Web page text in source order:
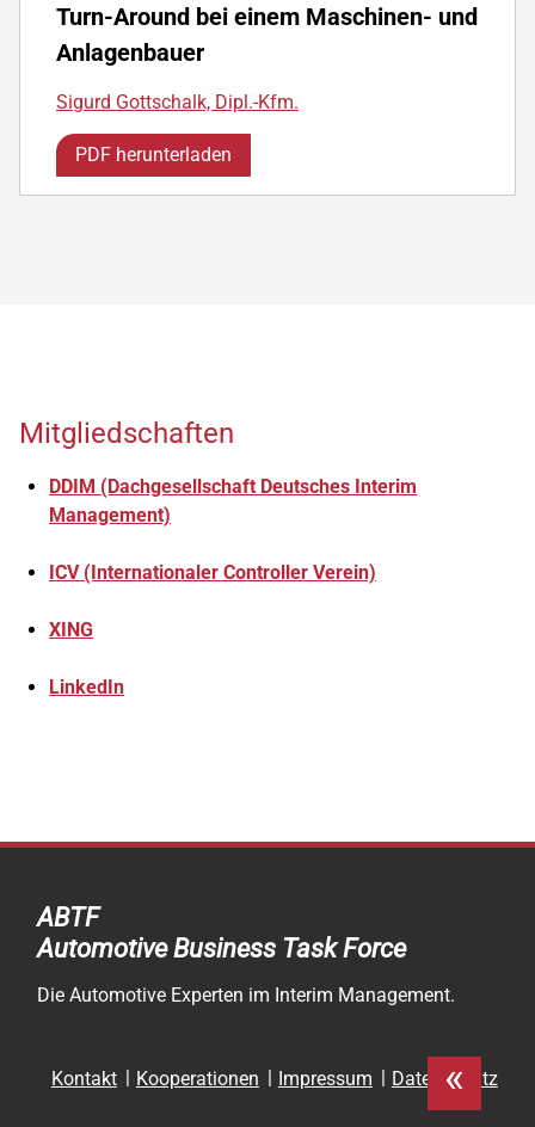
Turn-Around bei einem Maschinen- und
Anlagenbauer
Sigurd Gottschalk, Dipl.-Kfm.
PDF herunterladen
Mitgliedschaften
DDIM (Dachgesellschaft Deutsches Interim
Management)
ICV (Internationaler Controller Verein)
XING
LinkedIn
ABTF
Automotive Business Task Force
Die Automotive Experten im Interim Management.
Navigation
Kontakt Kooperationen Impressum Datenschutz
«